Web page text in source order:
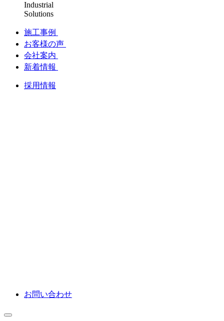
Industrial
Solutions
施工事例
お客様の声
会社案内
新着情報
採用情報
お問い合わせ